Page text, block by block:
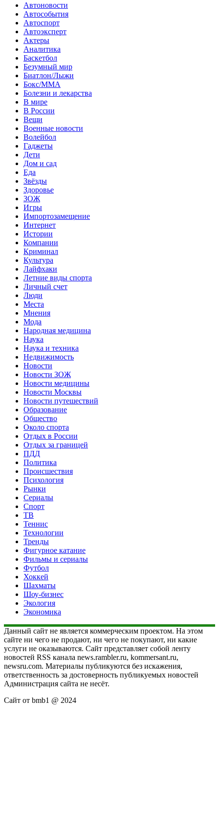
Автоновости
Автособытия
Автоспорт
Автоэксперт
Актеры
Аналитика
Баскетбол
Безумный мир
Биатлон/Лыжи
Бокс/MMA
Болезни и лекарства
В мире
В России
Вещи
Военные новости
Волейбол
Гаджеты
Дети
Дом и сад
Еда
Звёзды
Здоровье
ЗОЖ
Игры
Импортозамещение
Интернет
Истории
Компании
Криминал
Культура
Лайфхаки
Летние виды спорта
Личный счет
Люди
Места
Мнения
Мода
Народная медицина
Наука
Наука и техника
Недвижимость
Новости
Новости ЗОЖ
Новости медицины
Новости Москвы
Новости путешествий
Образование
Общество
Около спорта
Отдых в России
Отдых за границей
ПДД
Политика
Происшествия
Психология
Рынки
Сериалы
Спорт
ТВ
Теннис
Технологии
Тренды
Фигурное катание
Фильмы и сериалы
Футбол
Хоккей
Шахматы
Шоу-бизнес
Экология
Экономика
Данный сайт не является коммерческим проектом. На этом
сайте ни чего не продают, ни чего не покупают, ни какие
услуги не оказываются. Сайт представляет собой ленту
новостей RSS канала news.rambler.ru, kommersant.ru,
newsru.com. Материалы публикуются без искажения,
ответственность за достоверность публикуемых новостей
Администрация сайта не несёт.
Сайт от bmb1 @ 2024